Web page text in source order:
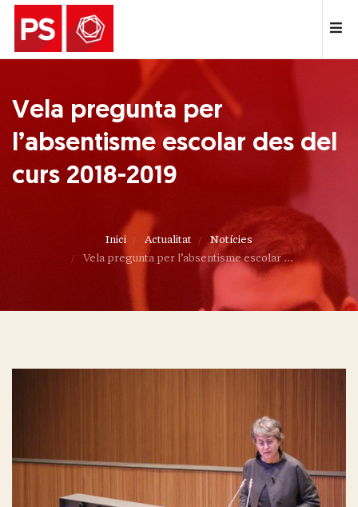
Vela pregunta per
l’absentisme escolar des del
curs 2018-2019
Inici Actualitat
Notícies
Vela pregunta per l’absentisme escolar ...